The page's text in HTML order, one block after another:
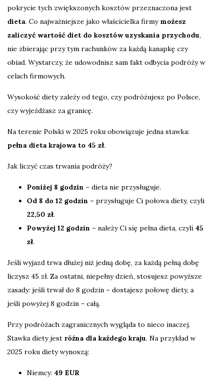
pokrycie tych zwiększonych kosztów przeznaczona jest
dieta. Co najważniejsze jako właścicielka firmy możesz
zaliczyć wartość diet do kosztów uzyskania przychodu,
nie zbierając przy tym rachunków za każdą kanapkę czy
obiad. Wystarczy, że udowodnisz sam fakt odbycia podróży w
celach firmowych.
Wysokość diety zależy od tego, czy podróżujesz po Polsce,
czy wyjeżdżasz za granicę.
Na terenie Polski w 2025 roku obowiązuje jedna stawka:
pełna dieta krajowa to 45 zł.
Jak liczyć czas trwania podróży?
Poniżej 8 godzin – dieta nie przysługuje.
Od 8 do 12 godzin – przysługuje Ci połowa diety, czyli
22,50 zł.
Powyżej 12 godzin – należy Ci się pełna dieta, czyli 45
zł.
Jeśli wyjazd trwa dłużej niż jedną dobę, za każdą pełną dobę
liczysz 45 zł. Za ostatni, niepełny dzień, stosujesz powyższe
zasady: jeśli trwał do 8 godzin – dostajesz połowę diety, a
jeśli powyżej 8 godzin – całą.
Przy podróżach zagranicznych wygląda to nieco inaczej.
Stawka diety jest różna dla każdego kraju. Na przykład w
2025 roku diety wynoszą:
Niemcy: 49 EUR